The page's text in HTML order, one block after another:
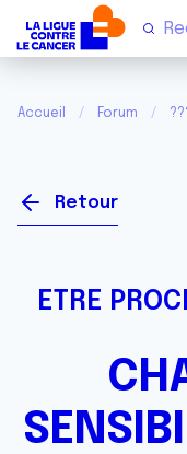
Accueil Forum
Retour
ETRE